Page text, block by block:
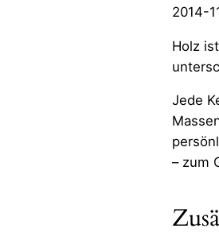
2014-
Holz
Jede
– zum